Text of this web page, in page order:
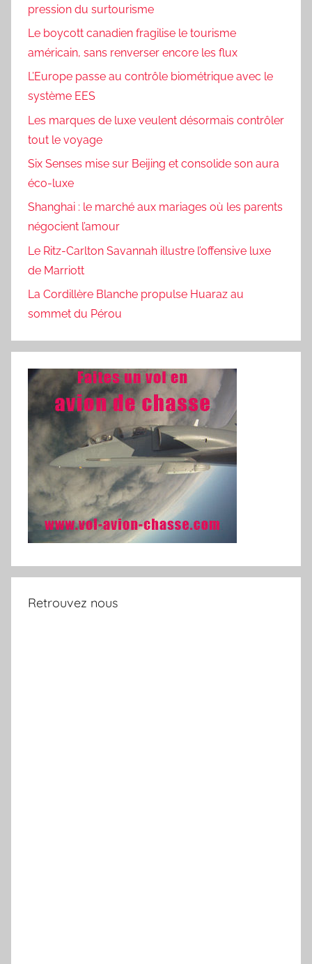
pression du surtourisme
Le boycott canadien fragilise le tourisme
américain, sans renverser encore les flux
L’Europe passe au contrôle biométrique avec le
système EES
Les marques de luxe veulent désormais contrôler
tout le voyage
Six Senses mise sur Beijing et consolide son aura
éco-luxe
Shanghai : le marché aux mariages où les parents
négocient l’amour
Le Ritz-Carlton Savannah illustre l’offensive luxe
de Marriott
La Cordillère Blanche propulse Huaraz au
sommet du Pérou
Retrouvez nous